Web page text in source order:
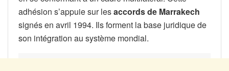
adhésion s’appuie sur lesaccords de Marrakech
signés en avril 1994. Ils forment la base juridique de
son intégration au système mondial.